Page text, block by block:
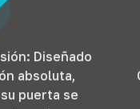
Diseñado
absoluta,
puerta se